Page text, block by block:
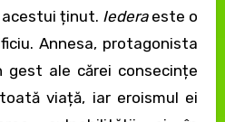
acestui ținut. Iedera este o
Annesa, protagonista
gest ale cărei consecințe
viață, iar eroismul ei